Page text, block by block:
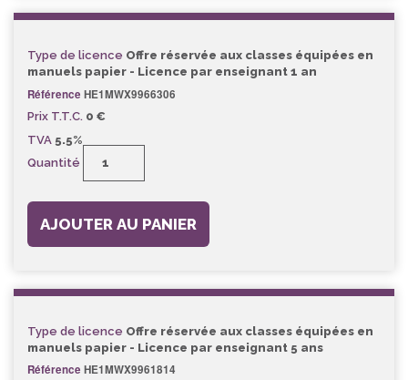
Type de licence Offre réservée aux classes équipées en
manuels papier - Licence par enseignant 1 an
Référence HE1MWX9966306
Prix T.T.C. 0 €
TVA 5.5%
Quantité
AJOUTER AU PANIER
Type de licence Offre réservée aux classes équipées en
manuels papier - Licence par enseignant 5 ans
Référence HE1MWX9961814